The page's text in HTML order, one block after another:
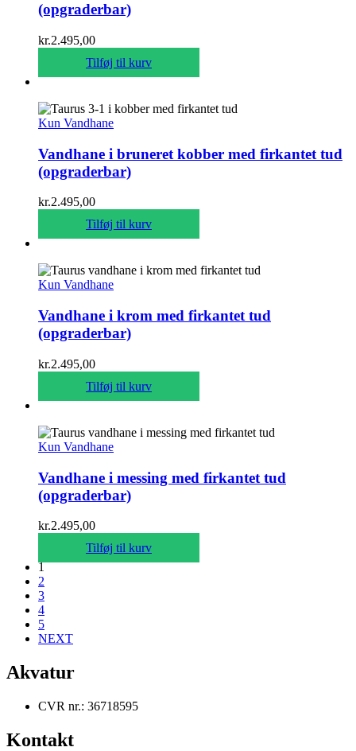
(opgraderbar)
kr.2.495,00
Tilføj til kurv
Kun Vandhane
Vandhane i bruneret kobber med firkantet tud
(opgraderbar)
kr.2.495,00
Tilføj til kurv
Kun Vandhane
Vandhane i krom med firkantet tud
(opgraderbar)
kr.2.495,00
Tilføj til kurv
Kun Vandhane
Vandhane i messing med firkantet tud
(opgraderbar)
kr.2.495,00
Tilføj til kurv
1
2
3
4
5
NEXT
Akvatur
CVR nr.: 36718595
Kontakt